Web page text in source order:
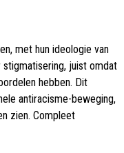
met hun ideologie van
juist omdat
hebben. Dit
antiracisme-beweging,
zien. Compleet